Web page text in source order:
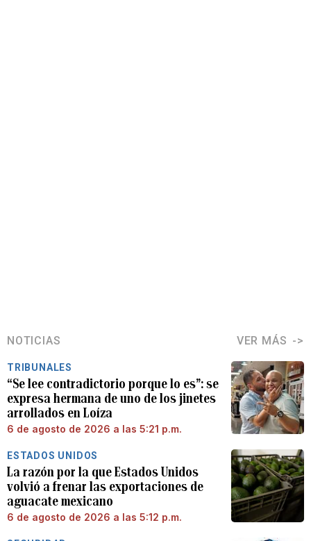
NOTICIAS VER MÁS
TRIBUNALES
“Se lee contradictorio porque lo es”: se
expresa hermana de uno de los jinetes
arrollados en Loíza
6 de agosto de 2026 a las 5:21 p.m.
ESTADOS UNIDOS
La razón por la que Estados Unidos
volvió a frenar las exportaciones de
aguacate mexicano
6 de agosto de 2026 a las 5:12 p.m.